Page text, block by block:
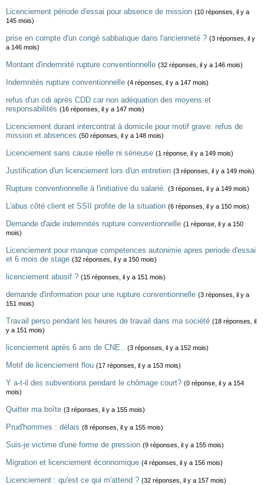
Licenciement période d'essai pour absence de mission (10 réponses, il y a
145 mois)
prise en compte d'un congé sabbatique dans l'ancienneté ? (3 réponses, il y
a 146 mois)
Montant d'indemnité rupture conventionnelle (32 réponses, il y a 146 mois)
Indemnités rupture conventionnelle (4 réponses, il y a 147 mois)
refus d'un cdi après CDD car non adéquation des moyens et
responsabilités (16 réponses, il y a 147 mois)
Licenciement durant intercontrat à domicile pour motif grave: refus de
mission et absences (50 réponses, il y a 148 mois)
Licenciement sans cause réelle ni sérieuse (1 réponse, il y a 149 mois)
Justification d'un licenciement lors d'un entretien (3 réponses, il y a 149 mois)
Rupture conventionnelle à l'initiative du salarié. (3 réponses, il y a 149 mois)
L'abus côté client et SSII profite de la situation (6 réponses, il y a 150 mois)
Demande d'aide indemnités rupture conventionnelle (1 réponse, il y a 150
mois)
Licenciement pour manque competences autonimie apres periode d'essai
et 6 mois de stage (32 réponses, il y a 150 mois)
licenciement abusif ? (15 réponses, il y a 151 mois)
demande d'information pour une rupture conventionnelle (3 réponses, il y a
151 mois)
Travail perso pendant les heures de travail dans ma société (18 réponses, il
y a 151 mois)
licenciement après 6 ans de CNE.. (3 réponses, il y a 152 mois)
Motif de licenciement flou (17 réponses, il y a 153 mois)
Y a-t-il des subventions pendant le chômage court? (0 réponse, il y a 154
mois)
Quitter ma boîte (3 réponses, il y a 155 mois)
Prud'hommes : délais (8 réponses, il y a 155 mois)
Suis-je victime d'une forme de pression (9 réponses, il y a 155 mois)
Migration et licenciement éconnomique (4 réponses, il y a 156 mois)
Licenciement : qu'est ce qui m'attend ? (32 réponses, il y a 157 mois)